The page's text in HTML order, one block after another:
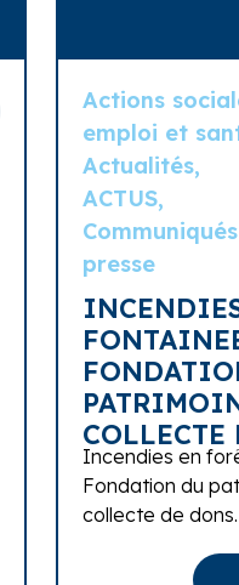
Actions
emploi et
Actualités,
ACTUS,
presse
COLLECTE
Incendies en
Fondation du
collecte de